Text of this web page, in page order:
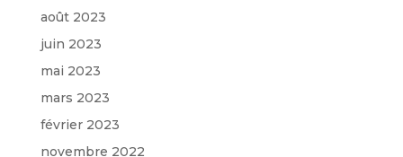
août 2023
juin 2023
mai 2023
mars 2023
février 2023
novembre 2022